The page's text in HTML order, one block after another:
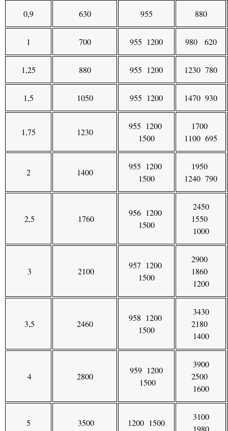
0,9 630 955 880
1 700 955 1200 980 620
1,25 880 955 1200 1230 780
1,5 1050 955 1200 1470 930
1,75 1230
955 1200
1500
1700
1100 695
2 1400
955 1200
1500
1950
1240 790
2,5 1760
956 1200
1500
2450
1550
1000
3 2100
957 1200
1500
2900
1860
1200
3,5 2460
958 1200
1500
3430
2180
1400
4 2800
959 1200
1500
3900
2500
1600
5 3500 1200 1500
3100
1980